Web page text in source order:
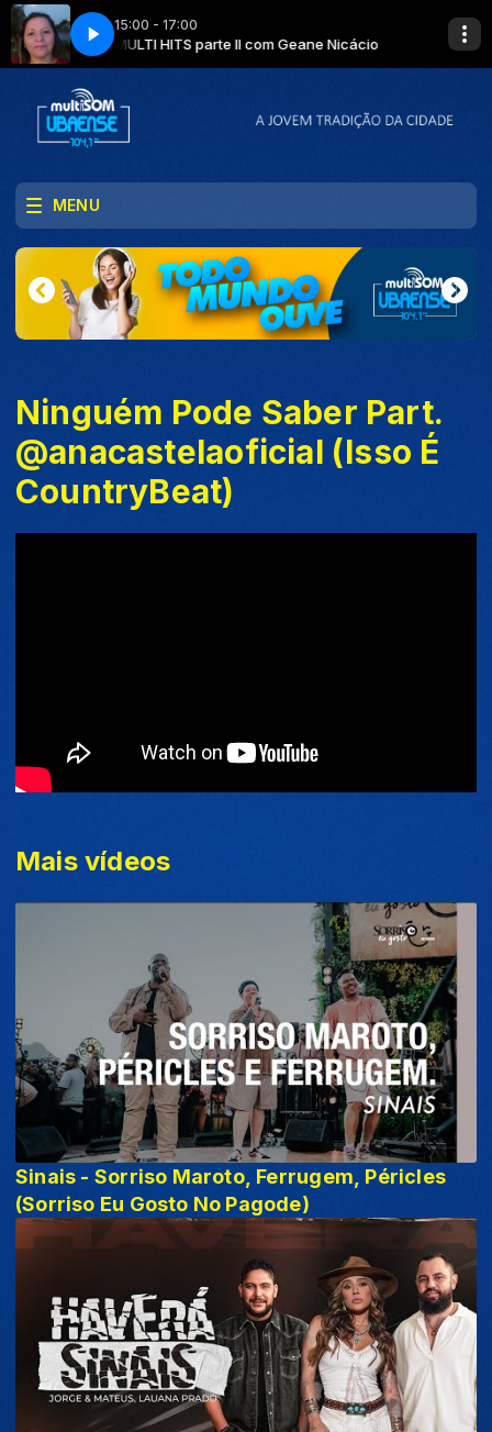
15:00 - 17:00
Nicácio MULTI HITS parte II com Geane Nicácio
MENU
Ninguém Pode Saber Part.
@anacastelaoficial (Isso É
CountryBeat)
Mais vídeos
Sinais - Sorriso Maroto, Ferrugem, Péricles
(Sorriso Eu Gosto No Pagode)